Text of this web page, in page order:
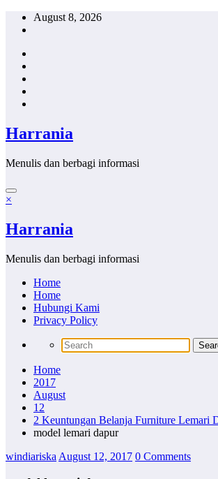
Skip
August 8, 2026
Harrania
Menulis dan berbagi informasi
×
Harrania
Menulis dan berbagi informasi
Home
Home
Hubungi Kami
Privacy Policy
Home
2017
August
12
2 Keuntungan Belanja Furniture Lemari
model lemari dapur
windiariska August 12, 2017 0 Comments